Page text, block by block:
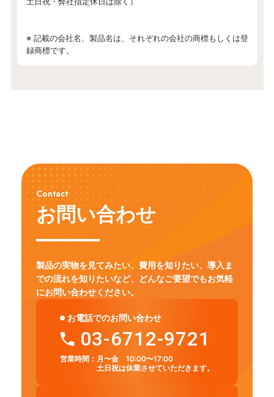
※ 記載の会社名、製品名は、それぞれの会社の商標もしくは登
録商標です。
Contact
お問い合わせ
製品の実物を見てみたい、費用を知りたい、導入ま
での流れを知りたいなど、
どんなご要望でもお気軽
にお問い合わせください。
お電話でのお問い合わせ
03-6712-9721
営業時間： 月〜金 10:00〜17:00
土日祝は休業させていただきます。